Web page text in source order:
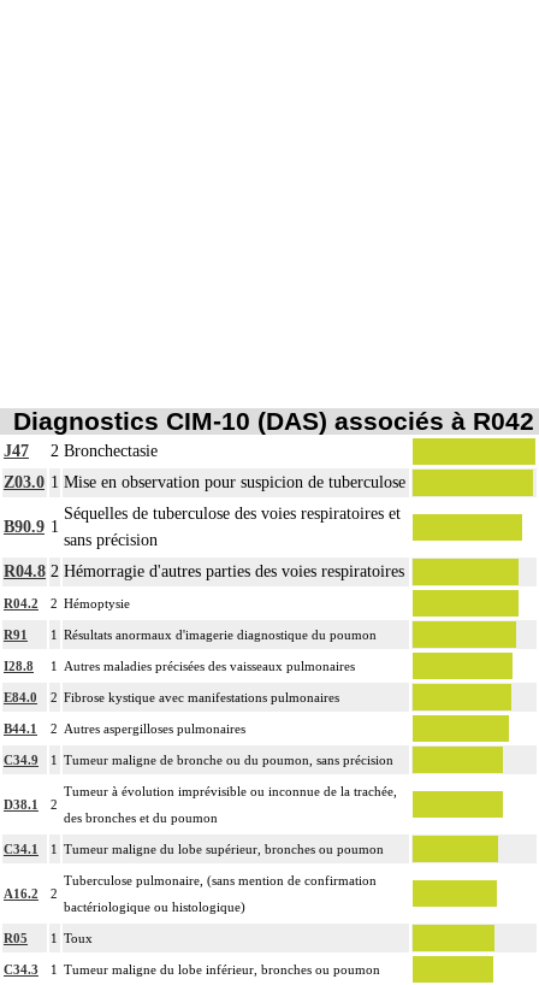
Diagnostics CIM-10 (DAS) associés à R042
J47 2 Bronchectasie
Z03.0 1 Mise en observation pour suspicion de tuberculose
B90.9 1
Séquelles de tuberculose des voies respiratoires et
sans précision
R04.8 2 Hémorragie d'autres parties des voies respiratoires
R04.2 2 Hémoptysie
R91 1 Résultats anormaux d'imagerie diagnostique du poumon
I28.8 1 Autres maladies précisées des vaisseaux pulmonaires
E84.0 2 Fibrose kystique avec manifestations pulmonaires
B44.1 2 Autres aspergilloses pulmonaires
C34.9 1 Tumeur maligne de bronche ou du poumon, sans précision
D38.1 2
Tumeur à évolution imprévisible ou inconnue de la trachée,
des bronches et du poumon
C34.1 1 Tumeur maligne du lobe supérieur, bronches ou poumon
A16.2 2
Tuberculose pulmonaire, (sans mention de confirmation
bactériologique ou histologique)
R05 1 Toux
C34.3 1 Tumeur maligne du lobe inférieur, bronches ou poumon